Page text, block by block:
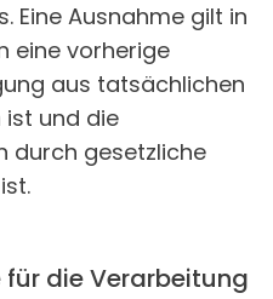
Eine Ausnahme gilt in
eine vorherige
aus tatsächlichen
und die
durch gesetzliche
für die Verarbeitung